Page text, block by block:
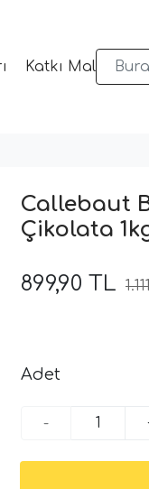
Katkı
Callebaut
Çikolata
899,90 TL
Adet
-